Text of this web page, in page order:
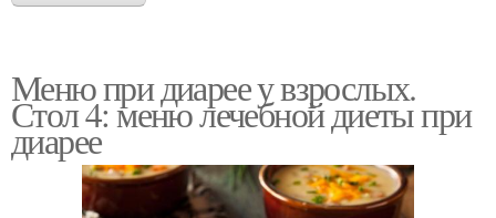
Меню при диарее у взрослых.
Стол 4: меню лечебной диеты при
диарее